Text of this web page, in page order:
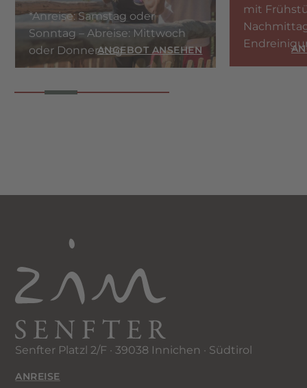
*Anreise: Samstag oder
Sonntag – Abreise: Mittwoch
oder DonnerstagANGEBOT ANSEHEN
mit
Senfter Platzl 2/F · 39038 Innichen · Südtirol
ANREISE